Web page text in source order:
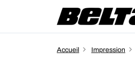
Accueil Impression